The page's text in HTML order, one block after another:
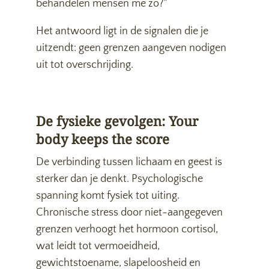
behandelen mensen me zo?”
Het antwoord ligt in de signalen die je
uitzendt: geen grenzen aangeven nodigen
uit tot overschrijding.
De fysieke gevolgen: Your
body keeps the score
De verbinding tussen lichaam en geest is
sterker dan je denkt. Psychologische
spanning komt fysiek tot uiting.
Chronische stress door niet-aangegeven
grenzen verhoogt het hormoon cortisol,
wat leidt tot vermoeidheid,
gewichtstoename, slapeloosheid en